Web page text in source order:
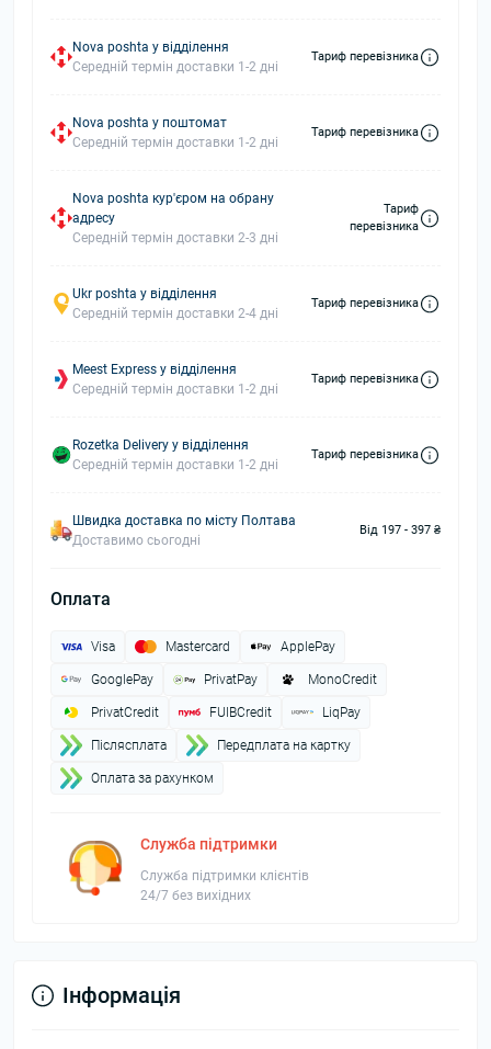
Nova poshta у відділення
Середній термін доставки 1-2 дні
Тариф перевізника
Nova poshta у поштомат
Середній термін доставки 1-2 дні
Тариф перевізника
Nova poshta кур'єром на обрану
адресу
Середній термін доставки 2-3 дні
Тариф
перевізника
Ukr poshta у відділення
Середній термін доставки 2-4 дні
Тариф перевізника
Meest Express у відділення
Середній термін доставки 1-2 дні
Тариф перевізника
Rozetka Delivery у відділення
Середній термін доставки 1-2 дні
Тариф перевізника
Швидка доставка по місту Полтава
Доставимо сьогодні
Від 197 - 397 ₴
Оплата
Visa Mastercard ApplePay
GooglePay PrivatPay MonoCredit
PrivatCredit FUIBCredit LiqPay
Пiслясплата Передплата на картку
Оплата за рахунком
Служба підтримки
Служба підтримки клієнтів
24/7 без вихідних
Інформація